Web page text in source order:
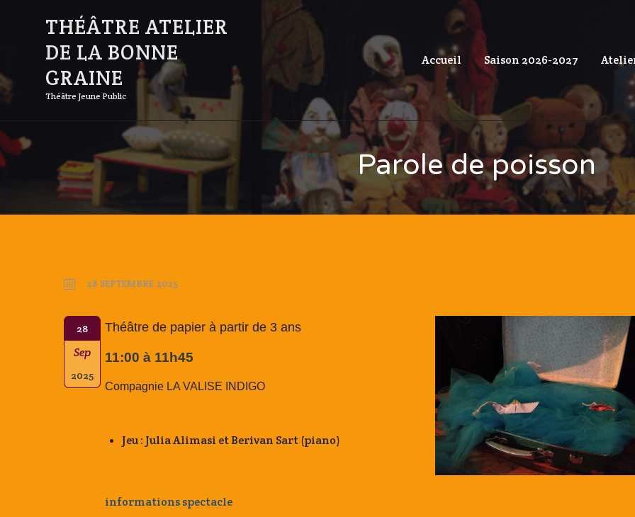
THÉÂTRE ATELIER
DE LA BONNE
GRAINE
Théâtre Jeune Public
Accueil Saison 2026-2027
Parole de poisson
28 SEPTEMBRE 2025
28
Sep
2025
Théâtre de papier à partir de 3 ans
11:00 à 11h45
Compagnie LA VALISE INDIGO
Jeu : Julia Alimasi et Berivan Sart (piano)
informations spectacle